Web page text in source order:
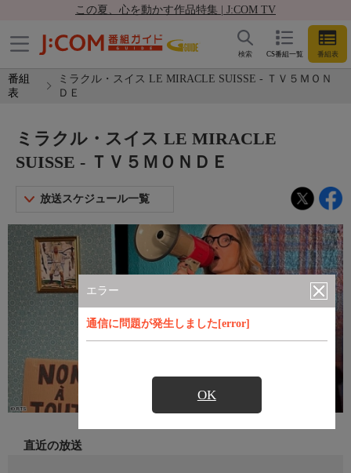
この夏、心を動かす作品特集 | J:COM TV
CS番組一覧 番組表
検索
番組
表
ミラクル・スイス LE MIRACLE SUISSE - ＴＶ５ＭＯＮ
ＤＥ
エラー
通信に問題が発生しました[error]
OK
ミラクル・スイス LE MIRACLE
SUISSE - ＴＶ５ＭＯＮＤＥ
放送スケジュール一覧
直近の放送